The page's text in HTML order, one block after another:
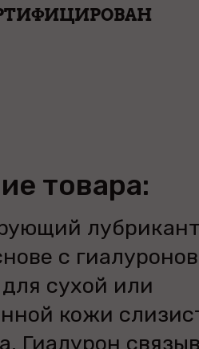
товара:
с
сухой или
кожи
Гиалурон